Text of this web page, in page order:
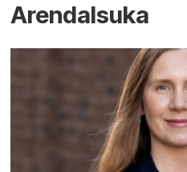
Arendals­uka